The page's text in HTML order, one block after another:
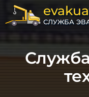
СЛУЖБА